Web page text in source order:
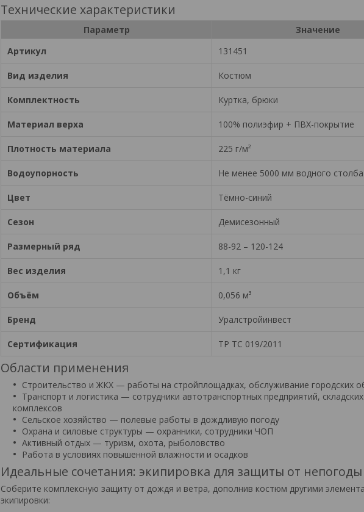
Технические характеристики
Параметр
Значение
Артикул
131451
Вид изделия Костюм
Комплектность Куртка, брюки
Материал верха 100% полиэфир + ПВХ-покрытие
Плотность материала 225 г/м²
Водоупорность Не менее 5000 мм водного столба
Цвет Тёмно-синий
Сезон Демисезонный
Размерный ряд 88-92 – 120-124
Вес изделия 1,1 кг
Объём 0,056 м³
Бренд Уралстройинвест
Сертификация ТР ТС 019/2011
Области применения
Строительство и ЖКХ — работы на стройплощадках, обслуживание городских
Транспорт и логистика — сотрудники автотранспортных предприятий, складских
комплексов
Сельское хозяйство — полевые работы в дождливую погоду
Охрана и силовые структуры — охранники, сотрудники ЧОП
Активный отдых — туризм, охота, рыболовство
Работа в условиях повышенной влажности и осадков
Идеальные сочетания: экипировка для защиты от непогоды
Соберите комплексную защиту от дождя и ветра, дополнив костюм другими
экипировки: